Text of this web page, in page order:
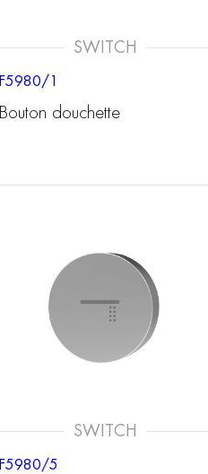
SWITCH
F5980/1
Bouton douchette
SWITCH
F5980/5